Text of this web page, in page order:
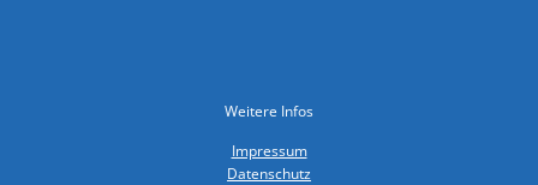
Weitere Infos
Impressum
Datenschutz